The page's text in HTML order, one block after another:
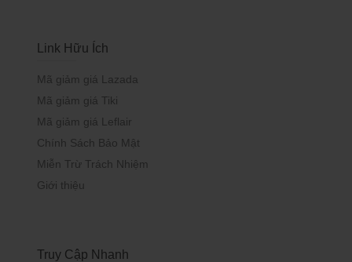
Link Hữu Ích
Mã giảm giá Lazada
Mã giảm giá Tiki
Mã giảm giá Leflair
Chính Sách Bảo Mật
Miễn Trừ Trách Nhiệm
Giới thiệu
Truy Cập Nhanh